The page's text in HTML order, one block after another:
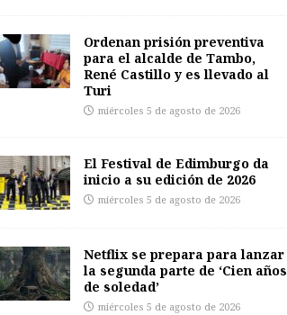
Ordenan prisión preventiva
para el alcalde de Tambo,
René Castillo y es llevado al
Turi
miércoles 5 de agosto de 2026
El Festival de Edimburgo da
inicio a su edición de 2026
miércoles 5 de agosto de 2026
Netflix se prepara para lanzar
la segunda parte de ‘Cien años
de soledad’
miércoles 5 de agosto de 2026